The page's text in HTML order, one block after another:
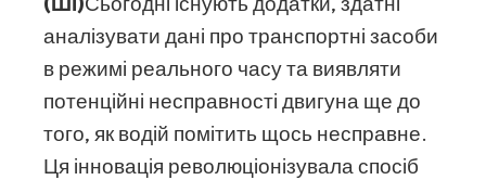
аналізувати дані про транспортні засоби
в режимі реального часу та виявляти
потенційні несправності двигуна ще до
того, як водій помітить щось несправне.
Ця інновація революціонізувала спосіб